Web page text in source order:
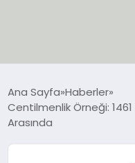
EKONOMİ
Ana Sayfa Haberler
Centilmenlik Örneği: 1461
Arasında